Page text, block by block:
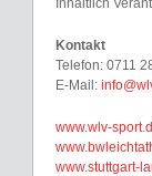
Inhaltlich
Kontakt
Telefon: 0711
E-Mail:
www.wlv-
www.stuttgart-